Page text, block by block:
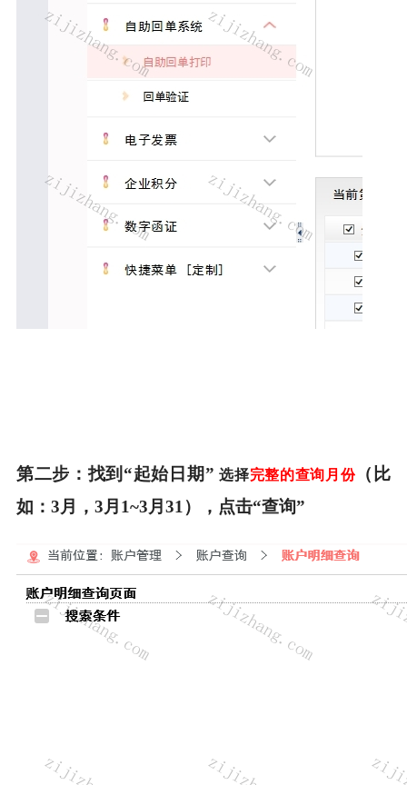
第二步：找到 “起始日期”选择完整的查询月份
（比
如：3月，3月1~3月31），点击“查询”